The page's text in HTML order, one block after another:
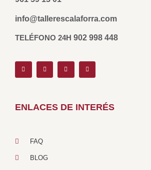
info@tallerescalaforra.com
TELÉFONO 24H 902 998 448
ENLACES DE INTERÉS
FAQ
BLOG